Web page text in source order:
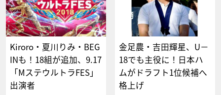
Kiroro・夏川りみ・BEG
INも！18組が追加、9.17
「MステウルトラFES」
出演者
金足農・吉田輝星、U－
18でも主役に！日本ハ
ムがドラフト1位候補へ
格上げ